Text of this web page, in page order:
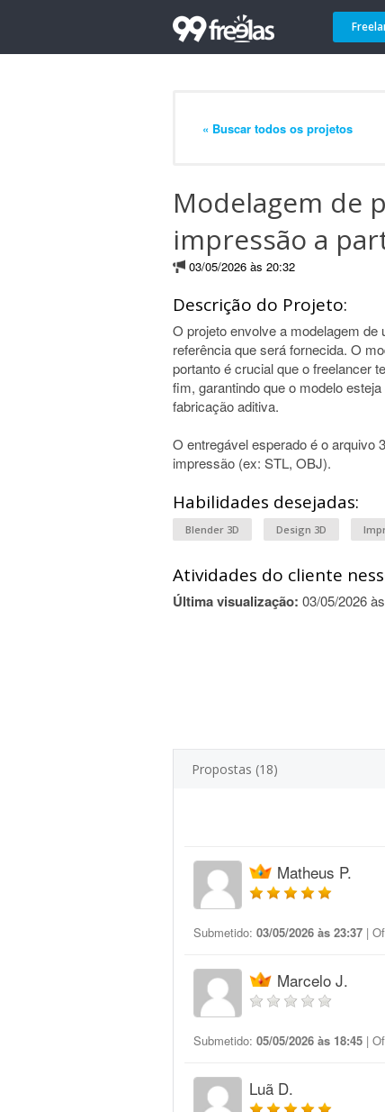
« Buscar todos os projetos
Modelagem de
impressão a
03/05/2026 às 20:32
Descrição do Projeto:
O projeto envolve a modelagem
referência que será fornecida. O
portanto é crucial que o freelancer
fim, garantindo que o modelo
fabricação aditiva.
O entregável esperado é o arquivo
impressão (ex: STL, OBJ).
Habilidades desejadas:
Blender 3D Design 3D
Atividades do cliente
Última visualização: 03/05/2026
Propostas (18)
Matheus P.
Submetido: 03/05/2026 às 23:37 |
Marcelo J.
Submetido: 05/05/2026 às 18:45 |
Luã D.